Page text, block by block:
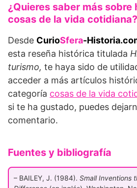
¿Quieres saber más sobre
cosas de la vida cotidiana?
Desde CurioSfera-
esta reseña histórica titulada
turismo, te haya sido de
acceder a más artículos
categoría cosas de la vida
si te ha gustado, puedes
comentario.
Fuentes y bibliografía
– BAILEY, J. (1984). Small Inventions